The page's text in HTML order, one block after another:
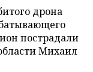
дрона
пострадали
Михаил